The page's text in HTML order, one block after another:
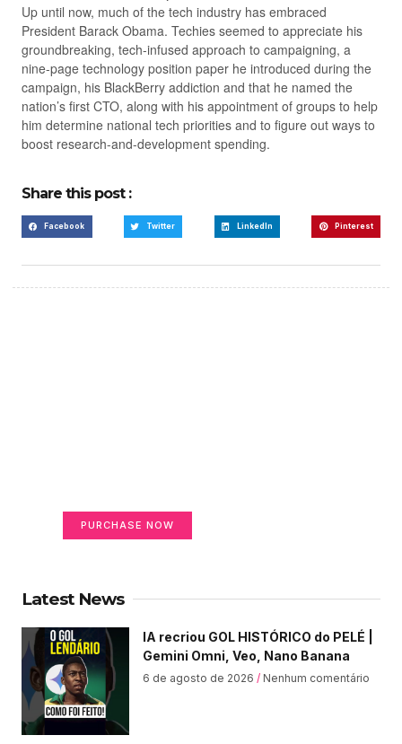
Up until now, much of the tech industry has embraced
President Barack Obama. Techies seemed to appreciate his
groundbreaking, tech-infused approach to campaigning, a
nine-page technology position paper he introduced during the
campaign, his BlackBerry addiction and that he named the
nation’s first CTO, along with his appointment of groups to help
him determine national tech priorities and to figure out ways to
boost research-and-development spending.
Share this post :
Facebook Twitter LinkedIn Pinterest
PURCHASE NOW
Latest News
IA recriou GOL HISTÓRICO do PELÉ |
Gemini Omni, Veo, Nano Banana
6 de agosto de 2026 Nenhum comentário